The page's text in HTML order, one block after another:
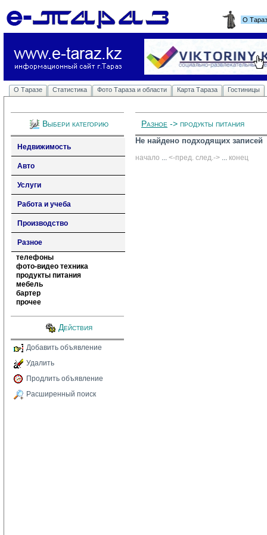
О
О Таразе Статистика Фото Тараза и области Карта Тараза Гостиницы
Выбери категорию
Недвижимость
Авто
Услуги
Работа и учеба
Производство
Разное
телефоны
фото-видео техника
продукты питания
мебель
бартер
прочее
Действия
Добавить объявление
Удалить
Продлить объявление
Расширенный поиск
Разное -> продукты питания
Не найдено подходящих записей
начало ... <-пред. след.-> ... конец